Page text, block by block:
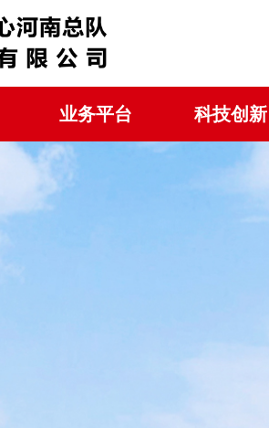
业务平台 科技创新